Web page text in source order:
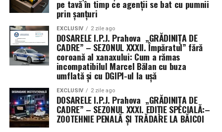
Pe de altă parte, există o dimensiune industrială
evidentă. Prin desfășurarea sistemelor SAMP/T și a
tehnologiilor anti-dronă de la Leonardo în condiții reale
de conflict, Italia își transformă misiunea într-o
veritabilă vitrină comercială. Succesul acestor
echipamente sub presiunea atacurilor din Golf ar putea
consolida poziția Italiei pe piața globală de armament,
demonstrând că tehnologia națională este pregătită
pentru cele mai dure provocări moderne.
pe tavă în timp ce agenții se bat cu pumnii
prin șanțuri
EXCLUSIV 2 zile ago
DOSARELE I.P.J. Prahova „GRĂDINIȚA DE
CADRE” – SEZONUL XXXII. Împăratul” fără
coroană al xanaxului: Cum a rămas
incompatibilul Marcel Bălan cu buza
umflată și cu DGIPI-ul la ușă
EXCLUSIV 2 zile ago
DOSARELE I.P.J. Prahova „GRĂDINIȚA DE
CADRE” – SEZONUL XXXI. EDIȚIE SPECIALĂ:–
ZOOTEHNIE PENALĂ ȘI TRĂDARE LA BĂICOI